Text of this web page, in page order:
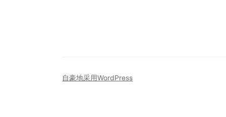
自豪地采用WordPress